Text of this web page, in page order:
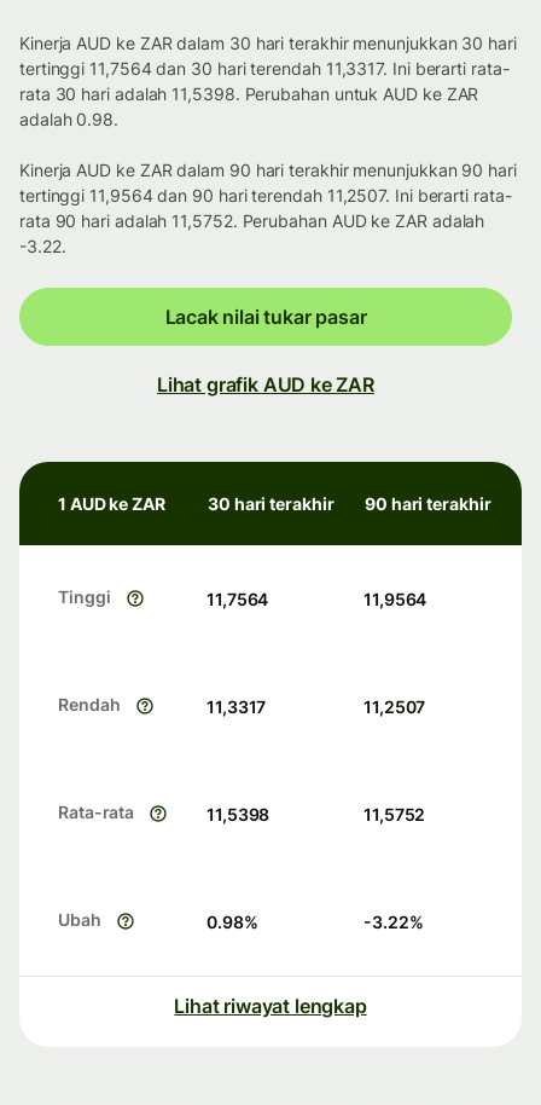
Kinerja AUD ke ZAR dalam 30 hari terakhir menunjukkan 30 hari
tertinggi 11,7564 dan 30 hari terendah 11,3317. Ini berarti rata-
rata 30 hari adalah 11,5398. Perubahan untuk AUD ke ZAR
adalah 0.98.
Kinerja AUD ke ZAR dalam 90 hari terakhir menunjukkan 90 hari
tertinggi 11,9564 dan 90 hari terendah 11,2507. Ini berarti rata-
rata 90 hari adalah 11,5752. Perubahan AUD ke ZAR adalah
-3.22.
Lacak nilai tukar pasar
Lihat grafik AUD ke ZAR
1 AUD ke ZAR 30 hari terakhir 90 hari terakhir
Tinggi 11,7564 11,9564
Rendah 11,3317 11,2507
Rata-rata 11,5398 11,5752
Ubah 0.98% -3.22%
Lihat riwayat lengkap